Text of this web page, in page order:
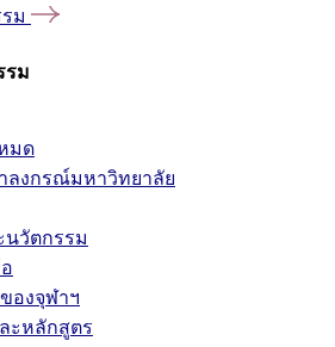
ม
รม
มด
ลงกรณ์มหาวิทยาลัย
นวัตกรรม
องจุฬาฯ
ะหลักสูตร